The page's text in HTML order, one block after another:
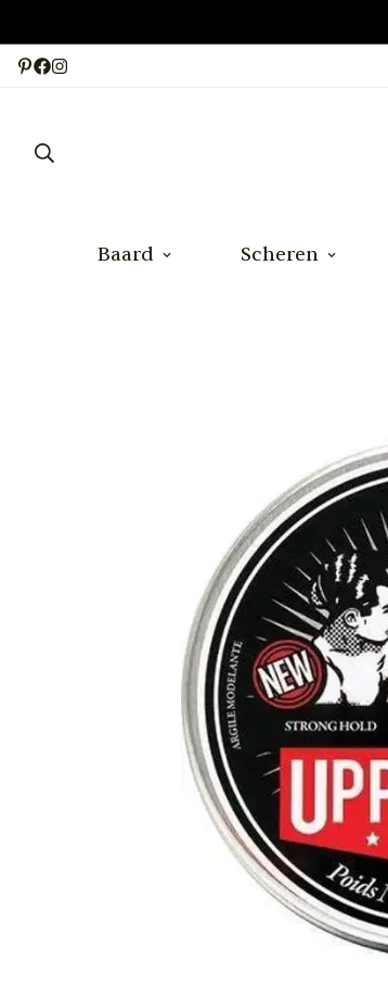
Baard Scheren